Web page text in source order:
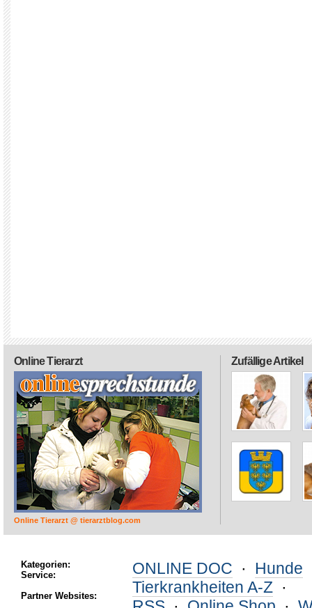
Zufällige Artikel
Online Tierarzt
Online Tierarzt @ tierarztblog.com
Kategorien:
Service:
Partner Websites:
ONLINE DOC · Hunde
Tierkrankheiten A-Z ·